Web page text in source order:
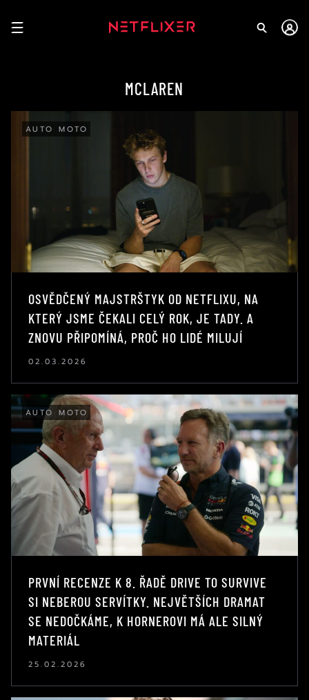
MCLAREN
AUTO MOTO
OSVĚDČENÝ MAJSTRŠTYK OD NETFLIXU, NA
KTERÝ JSME ČEKALI CELÝ ROK, JE TADY. A
ZNOVU PŘIPOMÍNÁ, PROČ HO LIDÉ MILUJÍ
02.03.2026
AUTO MOTO
PRVNÍ RECENZE K 8. ŘADĚ DRIVE TO SURVIVE
SI NEBEROU SERVÍTKY. NEJVĚTŠÍCH DRAMAT
SE NEDOČKÁME, K HORNEROVI MÁ ALE SILNÝ
MATERIÁL
25.02.2026